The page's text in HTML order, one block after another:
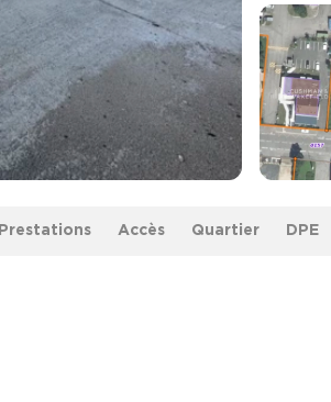
Prestations Accès Quartier DPE